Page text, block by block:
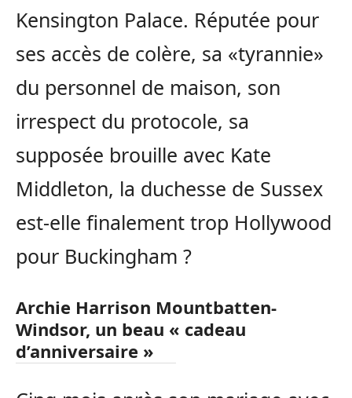
Kensington Palace. Réputée pour
ses accès de colère, sa «tyrannie»
du personnel de maison, son
irrespect du protocole, sa
supposée brouille avec Kate
Middleton, la duchesse de Sussex
est-elle finalement trop Hollywood
pour Buckingham ?
Archie Harrison Mountbatten-
Windsor, un beau « cadeau
d’anniversaire »